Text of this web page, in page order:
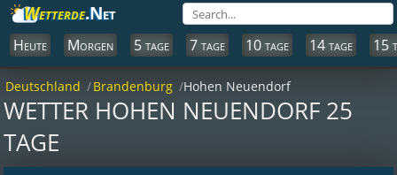
Wetterde.Net
Heute Morgen 5 tage 7 tage 10 tage 14 tage 15
Deutschland Brandenburg Hohen Neuendorf
WETTER HOHEN NEUENDORF 25
TAGE